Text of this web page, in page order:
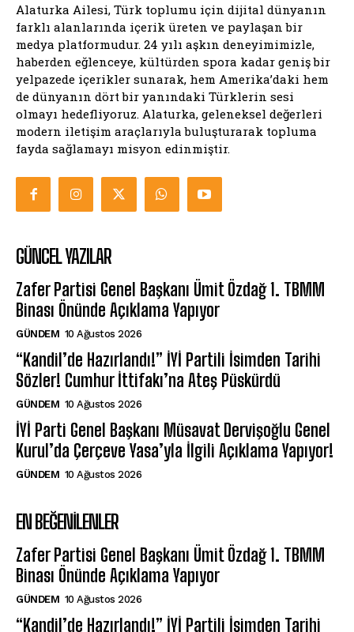
Alaturka Ailesi, Türk toplumu için dijital dünyanın
farklı alanlarında içerik üreten ve paylaşan bir
medya platformudur. 24 yılı aşkın deneyimimizle,
haberden eğlenceye, kültürden spora kadar geniş bir
yelpazede içerikler sunarak, hem Amerika’daki hem
de dünyanın dört bir yanındaki Türklerin sesi
olmayı hedefliyoruz. Alaturka, geleneksel değerleri
modern iletişim araçlarıyla buluşturarak topluma
fayda sağlamayı misyon edinmiştir.
GÜNCEL YAZILAR
Zafer Partisi Genel Başkanı Ümit Özdağ 1. TBMM
Binası Önünde Açıklama Yapıyor
GÜNDEM 10 Ağustos 2026
“Kandil’de Hazırlandı!” İYİ Partili İsimden Tarihi
Sözler! Cumhur İttifakı’na Ateş Püskürdü
GÜNDEM 10 Ağustos 2026
İYİ Parti Genel Başkanı Müsavat Dervişoğlu Genel
Kurul’da Çerçeve Yasa’yla İlgili Açıklama Yapıyor!
GÜNDEM 10 Ağustos 2026
EN BEĞENILENLER
Zafer Partisi Genel Başkanı Ümit Özdağ 1. TBMM
Binası Önünde Açıklama Yapıyor
GÜNDEM 10 Ağustos 2026
“Kandil’de Hazırlandı!” İYİ Partili İsimden Tarihi